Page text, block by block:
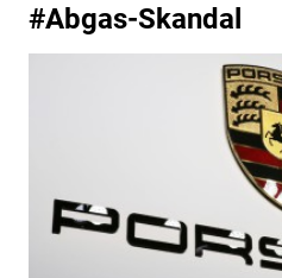
#Abgas-Skandal